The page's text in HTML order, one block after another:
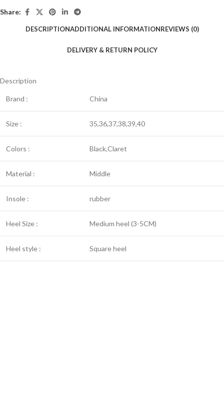
Share:
DESCRIPTIONADDITIONAL INFORMATIONREVIEWS (0)
DELIVERY & RETURN POLICY
Description
Brand : China
Size : 35,36,37,38,39,40
Colors : Black,Claret
Material : Middle
Insole : rubber
Heel Size : Medium heel (3-5CM)
Heel style : Square heel